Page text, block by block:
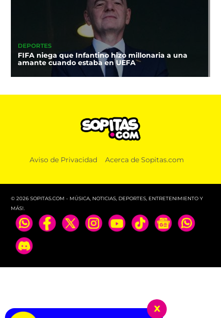
DEPORTES
FIFA niega que Infantino hizo millonaria a una
amante cuando estaba en UEFA
Aviso de Privacidad Acerca de Sopitas.com
© 2026 SOPITAS.COM - MÚSICA, NOTICIAS, DEPORTES, ENTRETENIMIENTO Y
MÁS!.
x